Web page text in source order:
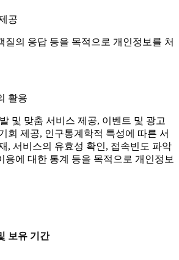
공
질의 응답 등을 목적으로 개인정보를 처
활용
및 맞춤 서비스 제공, 이벤트 및 광고
회 제공, 인구통계학적 특성에 따른 서
, 서비스의 유효성 확인, 접속빈도 파악
용에 대한 통계 등을 목적으로 개인정보
보유 기간